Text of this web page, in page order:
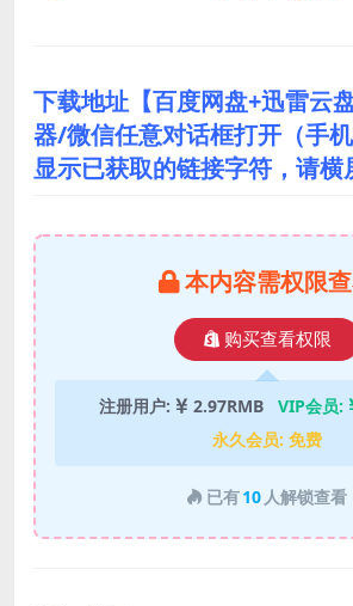
下载地址【百度网盘+迅雷云
器/微信任意对话框打开（手
显示已获取的链接字符，请横
本内容需权限
购买查看权限
注册用户: 2.97RMB VIP会员:
永久会员: 免费
已有10 人解锁查看